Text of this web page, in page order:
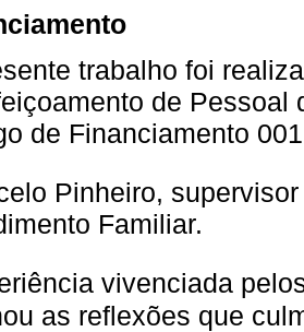
trabalho foi
de Pessoal
de Financiamento
Pinheiro,
Familiar.
vivenciada
as reflexões que